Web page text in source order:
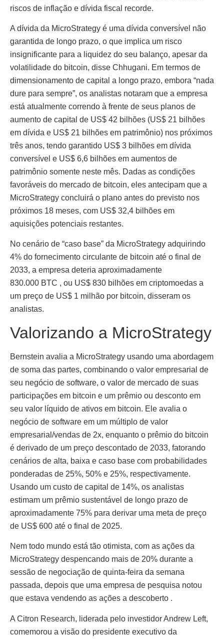
riscos de inflação e dívida fiscal recorde.
A dívida da MicroStrategy é uma dívida conversível não
garantida de longo prazo, o que implica um risco
insignificante para a liquidez do seu balanço, apesar da
volatilidade do bitcoin, disse Chhugani. Em termos de
dimensionamento de capital a longo prazo, embora “nada
dure para sempre”, os analistas notaram que a empresa
está atualmente correndo à frente de seus planos de
aumento de capital de US$ 42 bilhões (US$ 21 bilhões
em dívida e US$ 21 bilhões em patrimônio) nos próximos
três anos, tendo garantido US$ 3 bilhões em dívida
conversível e US$ 6,6 bilhões em aumentos de
patrimônio somente neste mês. Dadas as condições
favoráveis ​​do mercado de bitcoin, eles antecipam que a
MicroStrategy concluirá o plano antes do previsto nos
próximos 18 meses, com US$ 32,4 bilhões em
aquisições potenciais restantes.
No cenário de “caso base” da MicroStrategy adquirindo
4% do fornecimento circulante de bitcoin até o final de
2033, a empresa deteria aproximadamente
830.000 BTC , ou US$ 830 bilhões em criptomoedas a
um preço de US$ 1 milhão por bitcoin, disseram os
analistas.
Valorizando a MicroStrategy
Bernstein avalia a MicroStrategy usando uma abordagem
de soma das partes, combinando o valor empresarial de
seu negócio de software, o valor de mercado de suas
participações em bitcoin e um prêmio ou desconto em
seu valor líquido de ativos em bitcoin. Ele avalia o
negócio de software em um múltiplo de valor
empresarial/vendas de 2x, enquanto o prêmio do bitcoin
é derivado de um preço descontado de 2033, fatorando
cenários de alta, baixa e caso base com probabilidades
ponderadas de 25%, 50% e 25%, respectivamente.
Usando um custo de capital de 14%, os analistas
estimam um prêmio sustentável de longo prazo de
aproximadamente 75% para derivar uma meta de preço
de US$ 600 até o final de 2025.
Nem todo mundo está tão otimista, com as ações da
MicroStrategy despencando mais de 20% durante a
sessão de negociação de quinta-feira da semana
passada, depois que uma empresa de pesquisa notou
que estava vendendo as ações a descoberto .
A Citron Research, liderada pelo investidor Andrew Left,
comemorou a visão do presidente executivo da